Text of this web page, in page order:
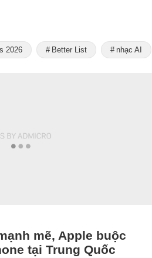
2026 Better List nhạc AI
mẽ, Apple buộc
tại Trung Quốc